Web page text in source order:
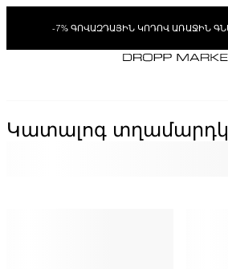
-7% ԳՈՎԱԶԴԱՅԻՆ ԿՈԴՈՎ ԱՌԱՋԻՆ
Կատալոգ